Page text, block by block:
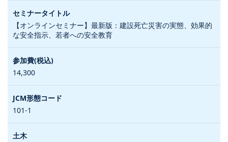
【オンラインセミナー】最新版：建設死亡災害の実態、効果的
な安全指示、若者への安全教育
14,300
101-1